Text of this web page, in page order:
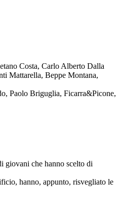
Costa, Carlo Alberto Dalla
Mattarella, Beppe Montana,
Paolo Briguglia, Ficarra&Picone,
giovani che hanno scelto di
hanno, appunto, risvegliato le